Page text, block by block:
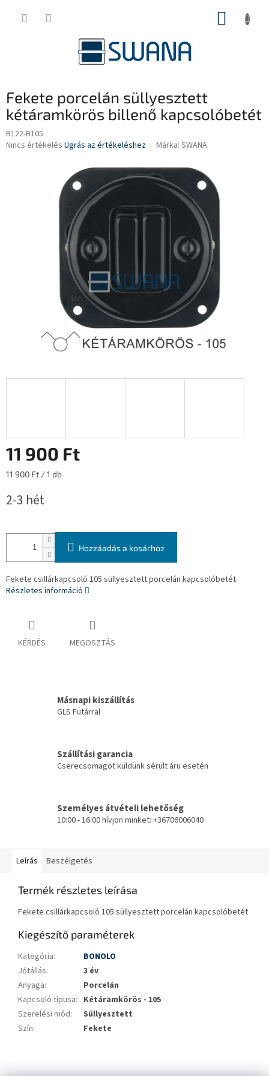
KOSÁR
Fekete porcelán süllyesztett
kétáramkörös billenő kapcsolóbetét
B122-B105
A
Nincs értékelés Ugrás az értékeléshez Márka: SWANA
11 900 Ft
Egységár:
11 900 Ft / 1 db
2-3 hét
Hozzáadás a kosárhoz
Fekete csillárkapcsoló 105 süllyesztett porcelán kapcsolóbetét
Részletes információ
KÉRDÉS MEGOSZTÁS
Másnapi kiszállítás
GLS Futárral
Szállítási garancia
Cserecsomagot küldünk sérült áru esetén
Személyes átvételi lehetőség
10:00 - 16:00 hívjon minket: +36706006040
Leírás Beszélgetés
Termék részletes leírása
Fekete csillárkapcsoló 105 süllyesztett porcelán kapcsolóbetét
Kiegészítő paraméterek
Kategória:
BONOLO
Jótállás:
3 év
Anyaga:
Porcelán
Kapcsoló típusa: Kétáramkörös - 105
Szerelési mód:
Süllyesztett
Szín: Fekete